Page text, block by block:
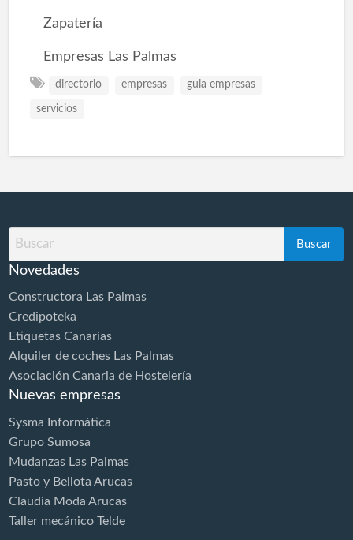
Zapatería
Empresas Las Palmas
directorio empresas guia empresas
servicios
Buscar
Novedades
Constructora Las Palmas
Credipoteka
Etiquetas Canarias
Alquiler de coches Las Palmas
Asociación Canaria de Hostelería
Nuevas empresas
Sysma Informática
Grupo Sumosa
Mudanzas Las Palmas
Pasto y Bellota Arucas
Claudia Moda Arucas
Taller mecánico Telde